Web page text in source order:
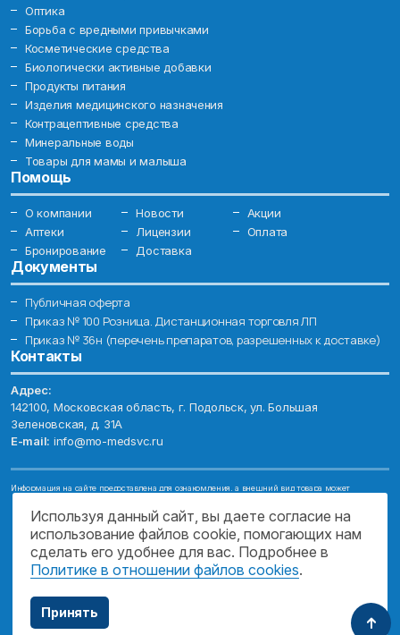
Оптика
Борьба с вредными привычками
Косметические средства
Биологически активные добавки
Продукты питания
Изделия медицинского назначения
Контрацептивные средства
Минеральные воды
Товары для мамы и малыша
Помощь
О компании Новости
Акции
Аптеки
Лицензии
Оплата
Бронирование
Доставка
Документы
Публичная оферта
Приказ № 100 Розница. Дистанционная торговля ЛП
Приказ № 36н (перечень препаратов, разрешенных к доставке)
Контакты
Адрес:
142100, Московская область, г. Подольск, ул. Большая
Зеленовская, д. 31А
E-mail: info@mo-medsvc.ru
Информация на сайте предоставлена для ознакомления, а внешний вид товара может
Имеются противопоказания, проконсультируйтесь со специалистом!
© 2026. ГОСУДАРСТВЕННОЕ БЮДЖЕТНОЕ УЧРЕЖДЕНИЕ МОСКОВСКОЙ
ОБЛАСТИ "МОСОБЛМЕДСЕРВИС"
ПОДДЕРЖКА САЙТА
Используя данный сайт, вы даете согласие на
использование файлов cookie, помогающих нам
сделать его удобнее для вас. Подробнее в
Политике в отношении файлов cookies.
Принять